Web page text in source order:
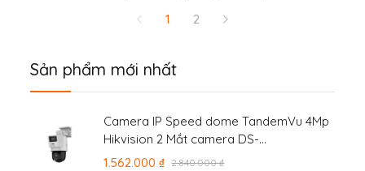
Sản phẩm mới nhất
Camera IP Speed dome TandemVu 4Mp
Hikvision 2 Mắt camera DS-
2SE2C400MWG-E/14
1.562.000 ₫ 2.840.000 ₫
1
2